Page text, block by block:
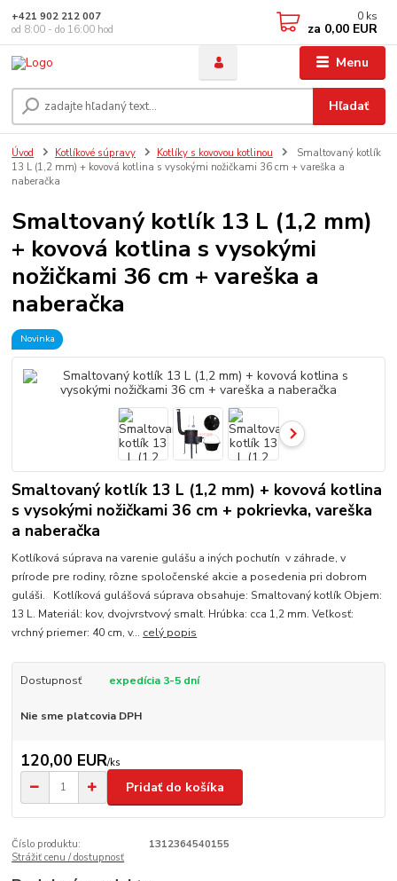
Menu
Hľadať
+421 902 212 007
od 8:00 - do 16:00 hod
0 ks
za 0,00 EUR
Úvod Kotlíkové súpravy Kotlíky s kovovou kotlinou
Smaltovaný kotlík
13 L (1,2 mm) + kovová kotlina s vysokými nožičkami 36 cm + vareška a
naberačka
Smaltovaný kotlík 13 L (1,2 mm)
+ kovová kotlina s vysokými
nožičkami 36 cm + vareška a
naberačka
Novinka
Smaltovaný kotlík 13 L (1,2 mm) + kovová kotlina
s vysokými nožičkami 36 cm + pokrievka, vareška
a naberačka
Kotlíková súprava na varenie gulášu a iných pochutín v záhrade, v
prírode pre rodiny, rôzne spoločenské akcie a posedenia pri dobrom
guláši. Kotlíková gulášová súprava obsahuje: Smaltovaný kotlík Objem:
13 L. Materiál: kov, dvojvrstvový smalt. Hrúbka: cca 1,2 mm. Veľkosť:
vrchný priemer: 40 cm, v... celý popis
Dostupnosť expedícia 3-5 dní
Nie sme platcovia DPH
120,00 EUR/ks
Pridať do košíka
Číslo produktu:
1312364540155
Strážiť cenu / dostupnosť